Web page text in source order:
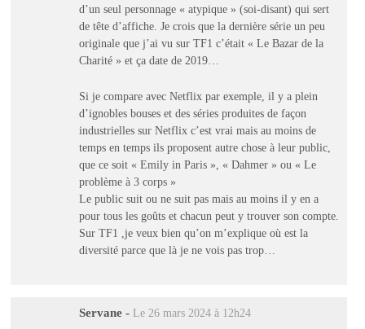
d’un seul personnage « atypique » (soi-disant) qui sert
de tête d’affiche. Je crois que la dernière série un peu
originale que j’ai vu sur TF1 c’était « Le Bazar de la
Charité » et ça date de 2019…
Si je compare avec Netflix par exemple, il y a plein
d’ignobles bouses et des séries produites de façon
industrielles sur Netflix c’est vrai mais au moins de
temps en temps ils proposent autre chose à leur public,
que ce soit « Emily in Paris », « Dahmer » ou « Le
problème à 3 corps »
Le public suit ou ne suit pas mais au moins il y en a
pour tous les goûts et chacun peut y trouver son compte.
Sur TF1 ,je veux bien qu’on m’explique où est la
diversité parce que là je ne vois pas trop…
Servane - Le 26 mars 2024 à 12h24